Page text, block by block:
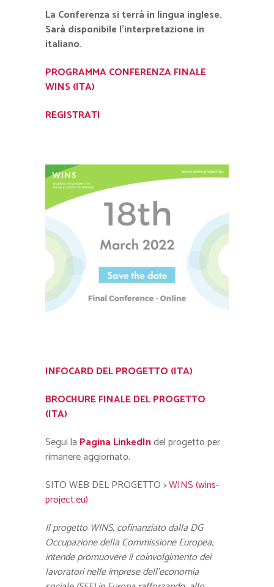
La Conferenza si terrà in lingua inglese.
Sarà disponibile l’interpretazione in
italiano.
PROGRAMMA CONFERENZA FINALE
WINS (ITA)
REGISTRATI
INFOCARD DEL PROGETTO (ITA)
BROCHURE FINALE DEL PROGETTO
(ITA)
Segui la Pagina LinkedIndel progetto per
rimanere aggiornato.
SITO WEB DEL PROGETTO >WINS (wins-
project.eu)
Il progetto WINS, cofinanziato dalla DG
Occupazione della Commissione Europea,
intende promuovere il coinvolgimento dei
lavoratori nelle imprese dell’economia